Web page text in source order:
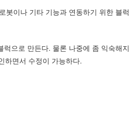
봇이나 기타 기능과 연동하기 위한 블럭
으로 만든다. 물론 나중에 좀 익숙해지
하면서 수정이 가능하다.